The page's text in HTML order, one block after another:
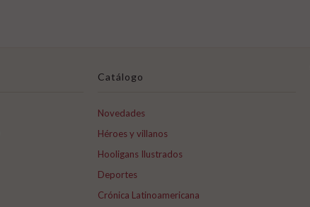
Catálogo
Novedades
Héroes y villanos
Hooligans Ilustrados
Deportes
Crónica Latinoamericana